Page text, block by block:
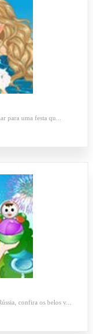
para uma festa qu...
confira os belos v...